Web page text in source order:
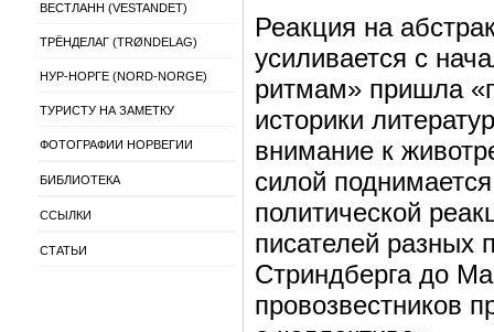
ВЕСТЛАНН (VESTANDET)
ТРЁНДЕЛАГ (TRØNDELAG)
НУР-НОРГЕ (NORD-NORGE)
ТУРИСТУ НА ЗАМЕТКУ
ФОТОГРАФИИ НОРВЕГИИ
БИБЛИОТЕКА
ССЫЛКИ
СТАТЬИ
Реакция на
усиливается с
ритмам» пришла
историки
внимание к
силой
политической
писателей разных
Стриндберга до
провозвестников